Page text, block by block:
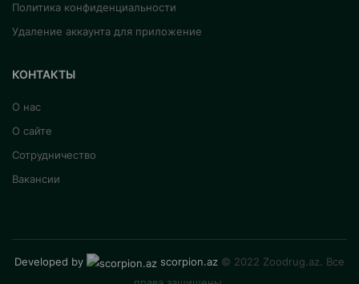
Политика конфиденциальности
Удаление аккаунта для приложение
КОНТАКТЫ
О нас
О сайте
Сотрудничество
Вакансии
Developed by scorpion.az © 2022 Zoodrug.az. Все